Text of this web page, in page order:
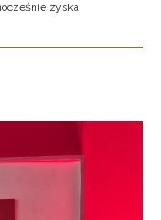
zyska